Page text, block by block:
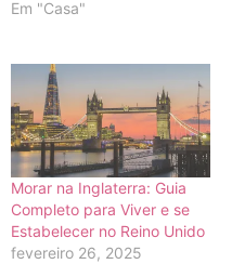
eficientes em termos
compensados ​​por contas
de energia mais baixas ao
longo dos 30 anos de
duração dos painéis…
Em "Casa"
Morar na Inglaterra: Guia
Completo para Viver e se
Estabelecer no Reino Unido
fevereiro 26, 2025